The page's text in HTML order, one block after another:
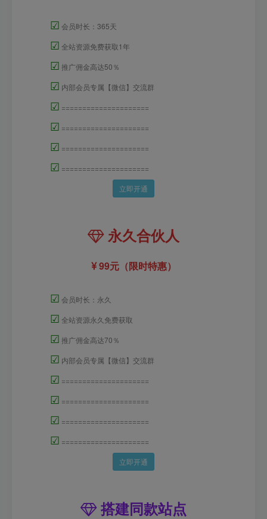
☑ 会员时长：365天
☑ 全站资源免费获取1年
☑ 推广佣金高达50％
☑ 内部会员专属【微信】交流群
☑ =====================
☑ =====================
☑ =====================
☑ =====================
立即开通
永久合伙人
99元（限时特惠）
☑ 会员时长：永久
☑ 全站资源永久免费获取
☑ 推广佣金高达70％
☑ 内部会员专属【微信】交流群
☑ =====================
☑ =====================
☑ =====================
☑ =====================
立即开通
搭建同款站点